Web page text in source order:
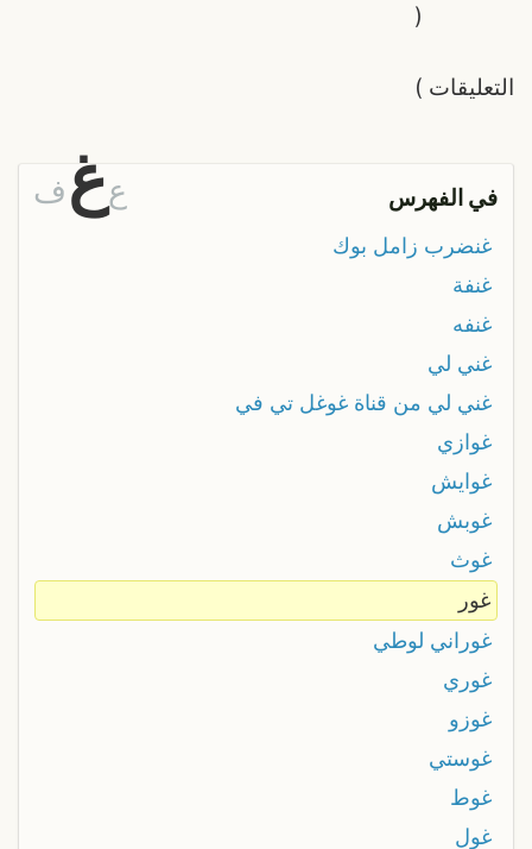
التعليقات
(
)
في الفهرس عغف
غنضرب زامل بوك
غنفة
غنفه
غني لي
غني لي من قناة غوغل تي في
غوازي
غوايش
غوبش
غوث
غور
غوراني لوطي
غوري
غوزو
غوستي
غوط
غول